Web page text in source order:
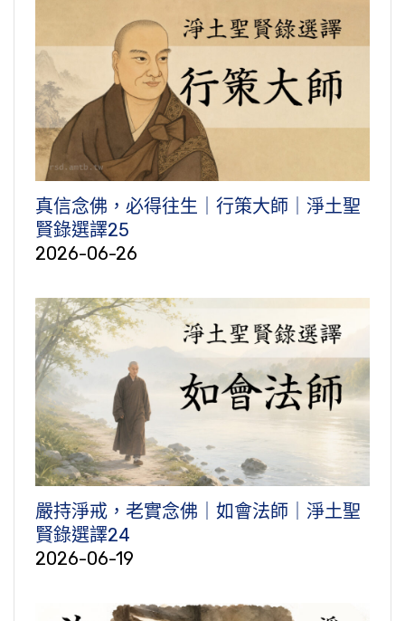
真信念佛，必得往生｜行策大師｜淨土聖
賢錄選譯25
2026-06-26
嚴持淨戒，老實念佛｜如會法師｜淨土聖
賢錄選譯24
2026-06-19